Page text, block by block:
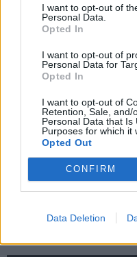
I want to opt-out of
Personal Data.
Opted In
I want to opt-out of
Personal Data for
Opted In
I want to opt-out of
Retention, Sale, and/
Personal Data that Is
Purposes for which it
Opted Out
CONFIRM
Data Deletion
ANO Jan Konvalinka
Piráti politika
Předchozí článek
ředitelstvím Rudných dolů